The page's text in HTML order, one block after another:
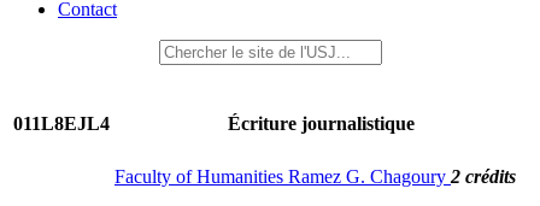
Contact
011L8EJL4 Écriture journalistique
Faculty of Humanities Ramez G. Chagoury 2 crédits